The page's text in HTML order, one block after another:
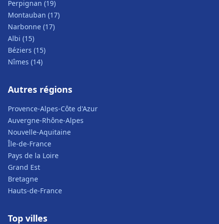
Perpignan (19)
Montauban (17)
Narbonne (17)
Albi (15)
Béziers (15)
Nîmes (14)
Autres régions
Provence-Alpes-Côte d'Azur
Auvergne-Rhône-Alpes
Nouvelle-Aquitaine
Île-de-France
Pays de la Loire
Grand Est
Bretagne
Hauts-de-France
Top villes